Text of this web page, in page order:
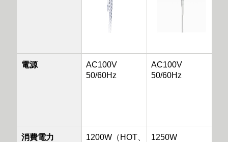
電源
AC100V
50/60Hz
AC100V
50/60Hz
消費電力
1200W（HOT、
1250W